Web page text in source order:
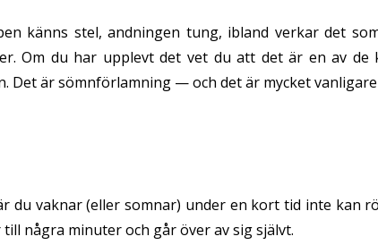
känns stel, andningen tung, ibland verkar det
Om du har upplevt det vet du att det är en av de
Det är sömnförlamning — och det är mycket
du vaknar (eller somnar) under en kort tid inte kan
några minuter och går över av sig självt.